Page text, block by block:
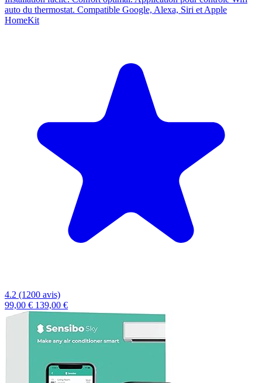
auto du thermostat. Compatible Google, Alexa, Siri et Apple
HomeKit
4.2 (1200 avis)
99,00 € 139,00 €